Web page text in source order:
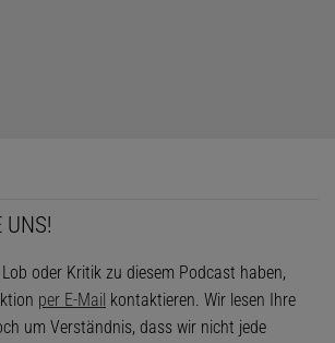
UNS!
oder Kritik zu diesem Podcast haben,
per E-Mail kontaktieren. Wir lesen Ihre
um Verständnis, dass wir nicht jede